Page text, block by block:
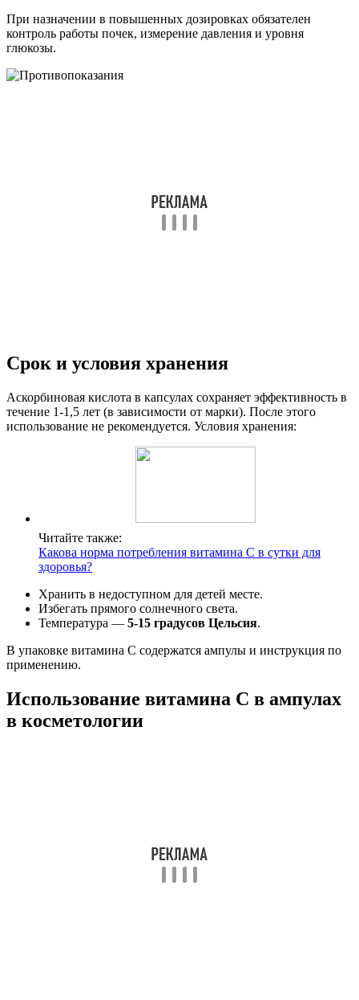
При назначении в повышенных дозировках обязателен
контроль работы почек, измерение давления и уровня
глюкозы.
Срок и условия хранения
Аскорбиновая кислота в капсулах сохраняет эффективность в
течение 1-1,5 лет (в зависимости от марки). После этого
использование не рекомендуется. Условия хранения:
Читайте также:
Какова норма потребления витамина С в сутки для
здоровья?
Хранить в недоступном для детей месте.
Избегать прямого солнечного света.
Температура — 5-15 градусов Цельсия.
В упаковке витамина С содержатся ампулы и инструкция по
применению.
Использование витамина С в ампулах
в косметологии